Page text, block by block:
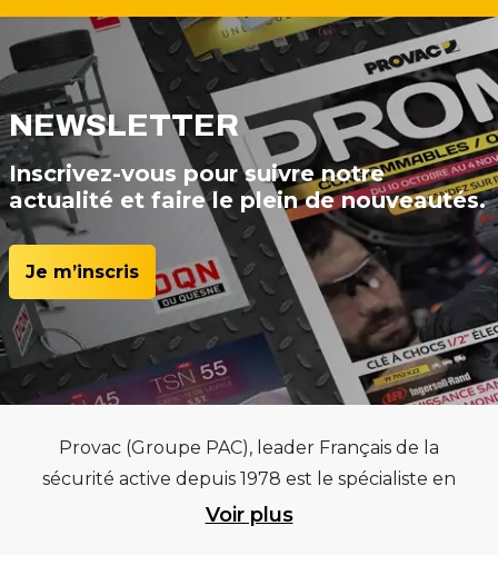
NEWSLETTER
Inscrivez-vous pour suivre notre
actualité et faire le plein de nouveautés.
Je m’inscris
Provac (Groupe PAC), leader Français de la
sécurité active depuis 1978 est le spécialiste en
équipements pour garages et centres
Voir plus